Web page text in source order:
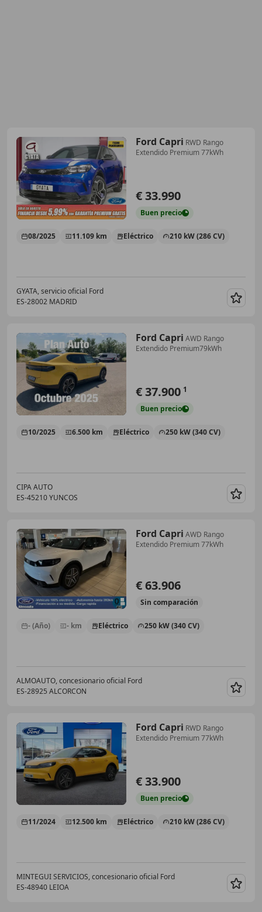
Ford Capri RWD Rango
Extendido Premium 77kWh
€ 33.990
Buen precio
08/2025 11.109 km Eléctrico 210 kW (286 CV)
GYATA, servicio oficial Ford
ES-28002 MADRID
Ford Capri AWD Rango
Extendido Premium79kWh
€ 37.900 1
Buen precio
10/2025 6.500 km Eléctrico 250 kW (340 CV)
CIPA AUTO
ES-45210 YUNCOS
Ford Capri AWD Rango
Extendido Premium 77kWh
€ 63.906
Sin comparación
- (Año) - km Eléctrico 250 kW (340 CV)
ALMOAUTO, concesionario oficial Ford
ES-28925 ALCORCON
Ford Capri RWD Rango
Extendido Premium 77kWh
€ 33.900
Buen precio
11/2024 12.500 km Eléctrico 210 kW (286 CV)
MINTEGUI SERVICIOS, concesionario oficial Ford
ES-48940 LEIOA